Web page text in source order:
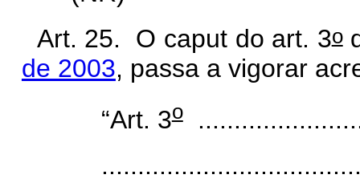
Art. 25. O caput do art. 3o
de 2003, passa a vigorar
“Art. 3o